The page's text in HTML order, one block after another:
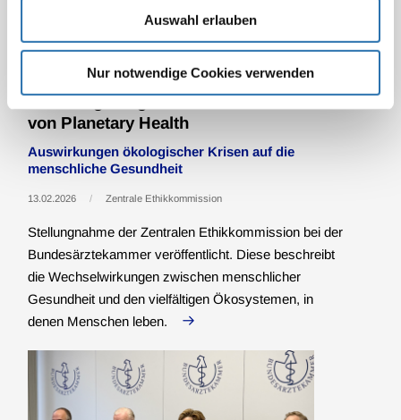
Auswahl erlauben
Nur notwendige Cookies verwenden
ZEKO beleuchtet ärztliche Rolle und
Handlungsmöglichkeiten im Rahmen
von Planetary Health
Auswirkungen ökologischer Krisen auf die
menschliche Gesundheit
13.02.2026 Zentrale Ethikkommission
Stellungnahme der Zentralen Ethikkommission bei der
Bundesärztekammer veröffentlicht. Diese beschreibt
die Wechselwirkungen zwischen menschlicher
Gesundheit und den vielfältigen Ökosystemen, in
denen Menschen leben.